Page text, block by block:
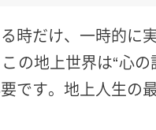
時だけ、一時的に
の地上世界は“心
です。地上人生の